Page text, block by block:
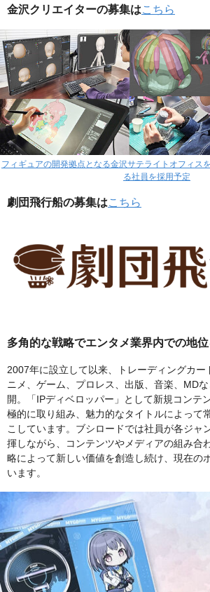
金沢クリエイターの募集はこちら
フィギュアの開発拠点となる金沢サテライトオフィス
る社員を採用予定
劇団飛行船の募集はこちら
多角的な戦略でエンタメ業界内での地
2007年に設立して以来、トレーディングカー
ニメ、ゲーム、プロレス、出版、音楽、MD
開。「IPディベロッパー」として新規コンテ
極的に取り組み、魅力的なタイトルによって
こしています。ブシロードでは社員が各ジャ
揮しながら、コンテンツやメディアの組み合
略によって新しい価値を創造し続け、現在の
います。